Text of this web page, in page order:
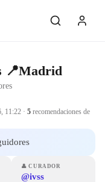
📍Madrid
11:22 · 5 recomendaciones de
👤 CURADOR
@ivss